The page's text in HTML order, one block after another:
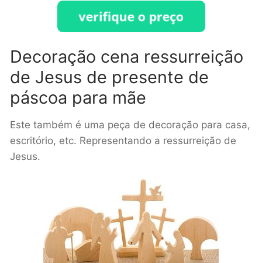
Decoração cena ressurreição
de Jesus de presente de
páscoa para mãe
Este também é uma peça de decoração para casa,
escritório, etc. Representando a ressurreição de
Jesus.